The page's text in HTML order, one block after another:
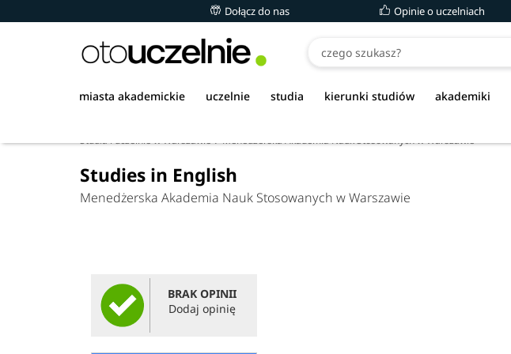
Dołącz do nas Opinie o uczelniach
miasta akademickie uczelnie studia kierunki studiów akademiki
Studia i uczelnie w Warszawie Menedżerska Akademia Nauk Stosowanych w Warszawie
Studies in English
Menedżerska Akademia Nauk Stosowanych w Warszawie
BRAK OPINII
Dodaj opinię